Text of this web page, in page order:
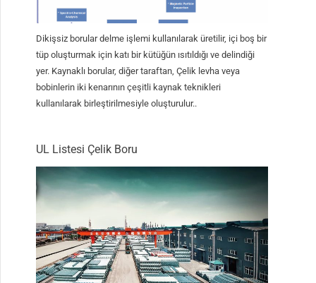
Dikişsiz borular delme işlemi kullanılarak üretilir, içi boş bir
tüp oluşturmak için katı bir kütüğün ısıtıldığı ve delindiği
yer. Kaynaklı borular, diğer taraftan, Çelik levha veya
bobinlerin iki kenarının çeşitli kaynak teknikleri
kullanılarak birleştirilmesiyle oluşturulur..
UL Listesi Çelik Boru